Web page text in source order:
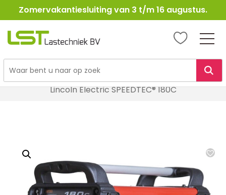
Ga
naar
Zomervakantiesluiting van 3 t/m 16 augustus.
LST
Lasapparatuur
Lincoln Electric SPEEDTEC® 180C